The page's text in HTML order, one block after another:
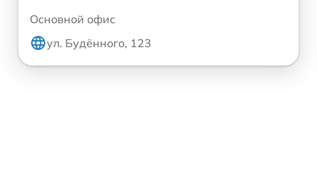
Основной офис
ул. Будённого, 123